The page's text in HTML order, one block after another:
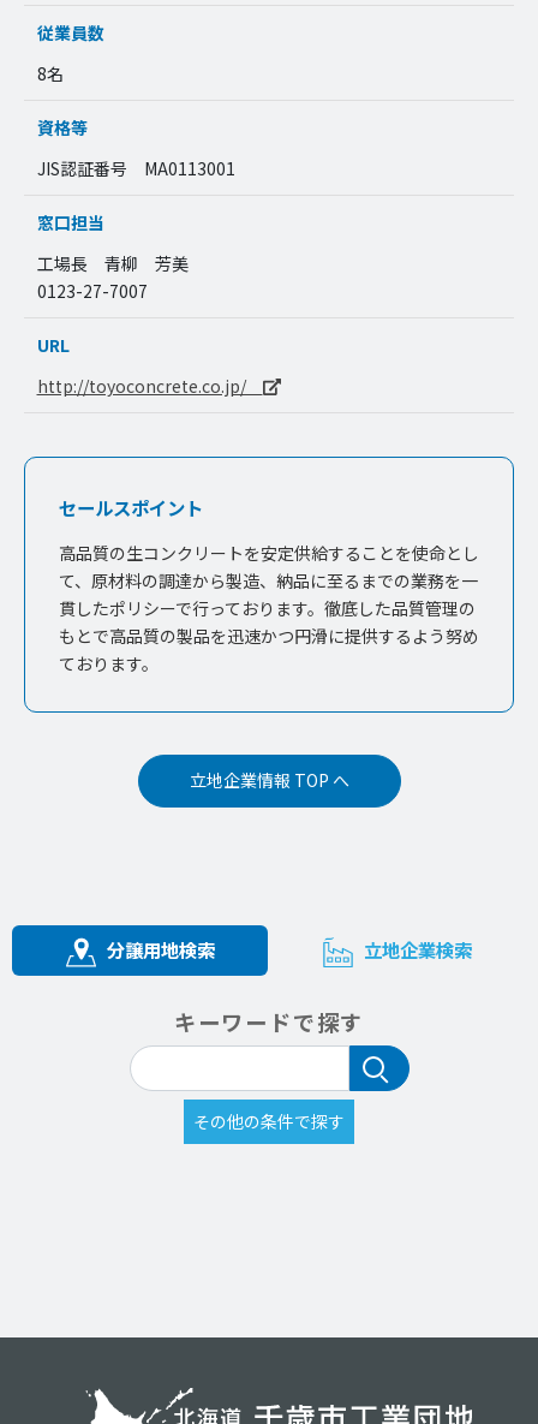
従業員数
8名
資格等
JIS認証番号 MA0113001
窓口担当
工場長 青柳 芳美
0123-27-7007
URL
http://toyoconcrete.co.jp/
セールスポイント
高品質の生コンクリートを安定供給することを使命とし
て、原材料の調達から製造、納品に至るまでの業務を一
貫したポリシーで行っております。徹底した品質管理の
もとで高品質の製品を迅速かつ円滑に提供するよう努め
ております。
立地企業情報 TOP へ
分譲用地検索 立地企業検索
キーワードで探す